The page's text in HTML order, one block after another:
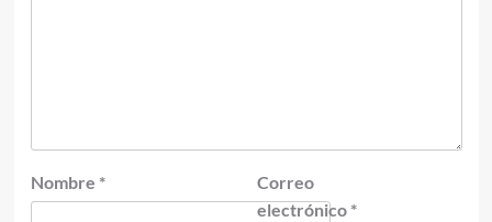
Nombre *
Correo
electrónico *